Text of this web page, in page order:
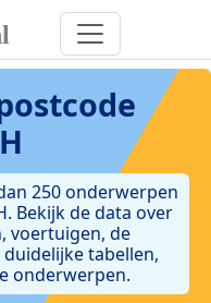
250 onderwerpen
Bekijk de data over
voertuigen, de
tabellen,
onderwerpen.